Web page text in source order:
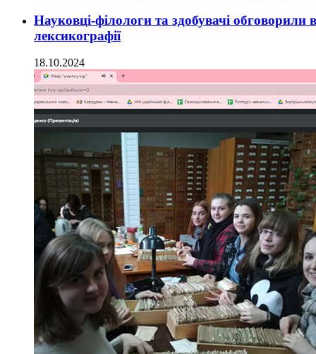
Науковці-філологи та здобувачі
лексикографії
18.10.2024